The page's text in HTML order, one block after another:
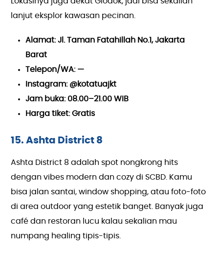
lanjut eksplor kawasan pecinan.
Alamat: Jl. Taman Fatahillah No.1, Jakarta
Barat
Telepon/WA: —
Instagram: @kotatuajkt
Jam buka: 08.00–21.00 WIB
Harga tiket: Gratis
15. Ashta District 8
Ashta District 8 adalah spot nongkrong hits
dengan vibes modern dan cozy di SCBD. Kamu
bisa jalan santai, window shopping, atau foto-foto
di area outdoor yang estetik banget. Banyak juga
café dan restoran lucu kalau sekalian mau
numpang healing tipis-tipis.